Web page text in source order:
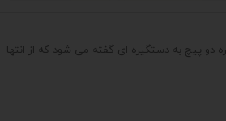
دو پیچ به دستگیره ای گفته می شود که از انتها